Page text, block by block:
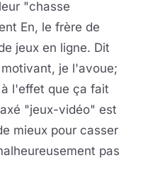
"chasse
En, le frère de
jeux en ligne. Dit
je l'avoue;
l'effet que ça fait
"jeux-vidéo" est
mieux pour casser
pas